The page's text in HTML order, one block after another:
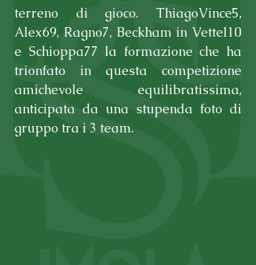
terreno di gioco. ThiagoVince5,
Alex69, Ragno7, Beckham in Vettel10
e Schioppa77 la formazione che ha
trionfato in questa competizione
amichevole equilibratissima,
anticipata da una stupenda foto di
gruppo tra i 3 team.